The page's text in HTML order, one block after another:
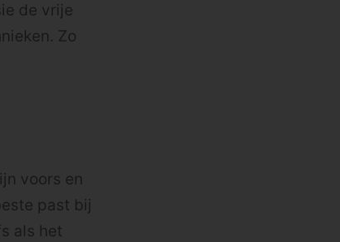
de vrije
Zo
voors en
past bij
als het